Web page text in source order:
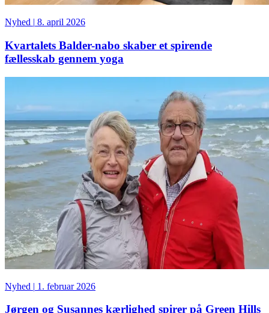
Nyhed | 8. april 2026
Kvartalets Balder-nabo skaber et spirende
fællesskab gennem yoga
Nyhed | 1. februar 2026
Jørgen og Susannes kærlighed spirer på Green Hills